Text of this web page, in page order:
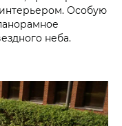
Особую
неба.